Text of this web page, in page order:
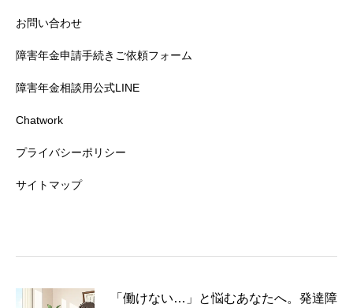
お問い合わせ
障害年金申請手続きご依頼フォーム
障害年金相談用公式LINE
Chatwork
プライバシーポリシー
サイトマップ
「働けない…」と悩むあなたへ。発達障